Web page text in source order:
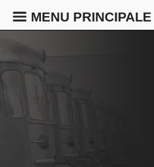
MENU PRINCIPALE